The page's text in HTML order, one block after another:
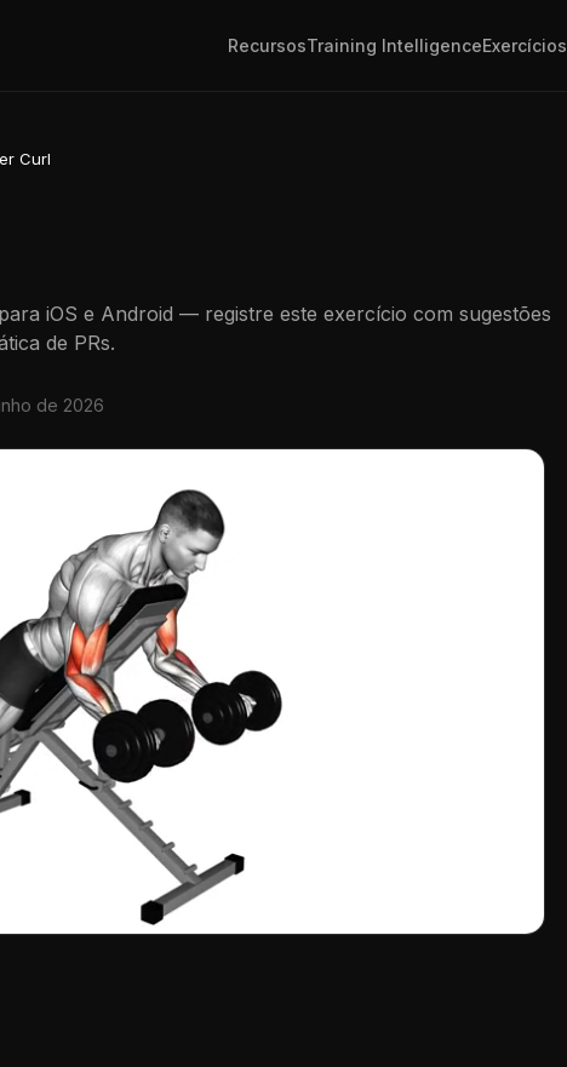
RecursosTraining IntelligenceExercícios
Curl
iOS e Android — registre este exercício com sugestões
de PRs.
de 2026